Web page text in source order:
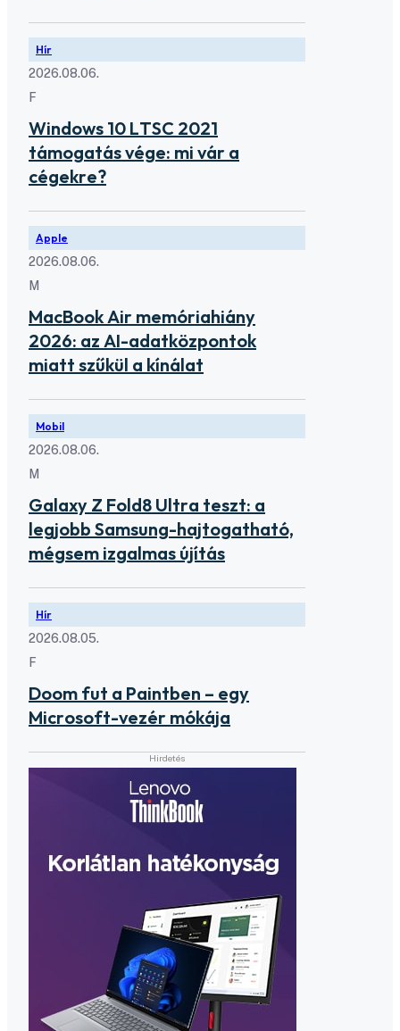
Hír
2026.08.06.
F
Windows 10 LTSC 2021
támogatás vége: mi vár a
cégekre?
Apple
2026.08.06.
M
MacBook Air memóriahiány
2026: az AI-adatközpontok
miatt szűkül a kínálat
Mobil
2026.08.06.
M
Galaxy Z Fold8 Ultra teszt: a
legjobb Samsung-hajtogatható,
mégsem izgalmas újítás
Hír
2026.08.05.
F
Doom fut a Paintben – egy
Microsoft-vezér mókája